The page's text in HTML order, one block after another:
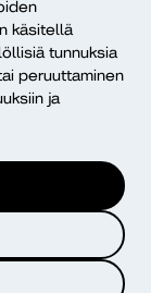
käsitellä
tunnuksia
peruuttaminen
ja
aikana
Sosiaalisen
ja
mutta
olevia